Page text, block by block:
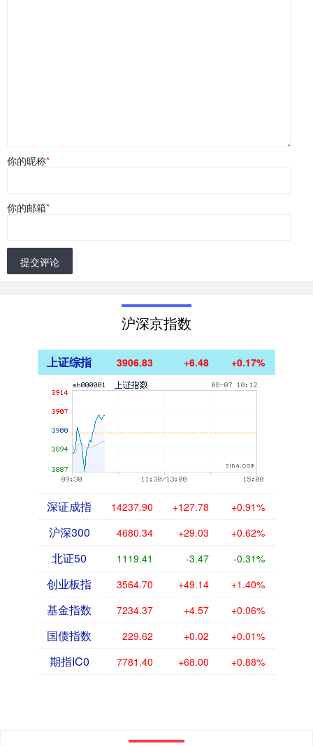
你的昵称*
你的邮箱*
提交评论
沪深京指数
上证综指 3906.83 +6.48 +0.17%
深证成指 14237.90 +127.78 +0.91%
沪深300 4680.34 +29.03 +0.62%
北证50 1119.41 -3.47 -0.31%
创业板指 3564.70 +49.14 +1.40%
基金指数 7234.37 +4.57 +0.06%
国债指数 229.62 +0.02 +0.01%
期指IC0 7781.40 +68.00 +0.88%